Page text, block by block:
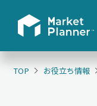
TOP お役立ち情報